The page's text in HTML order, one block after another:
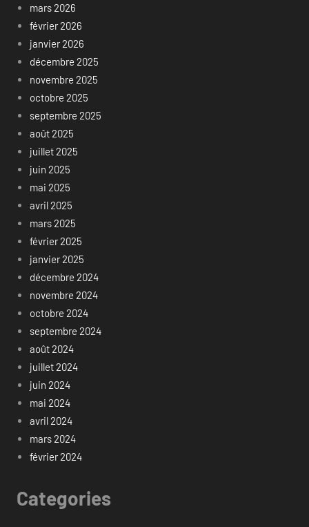
mars 2026
février 2026
janvier 2026
décembre 2025
novembre 2025
octobre 2025
septembre 2025
août 2025
juillet 2025
juin 2025
mai 2025
avril 2025
mars 2025
février 2025
janvier 2025
décembre 2024
novembre 2024
octobre 2024
septembre 2024
août 2024
juillet 2024
juin 2024
mai 2024
avril 2024
mars 2024
février 2024
Categories